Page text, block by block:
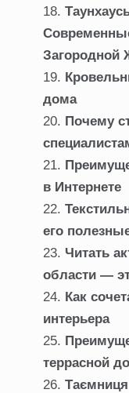
Загородной
дома
Почему
в Интернете
его
Читать
области —
Как
интерьера
террасной